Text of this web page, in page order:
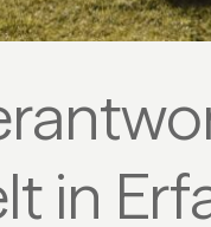
in